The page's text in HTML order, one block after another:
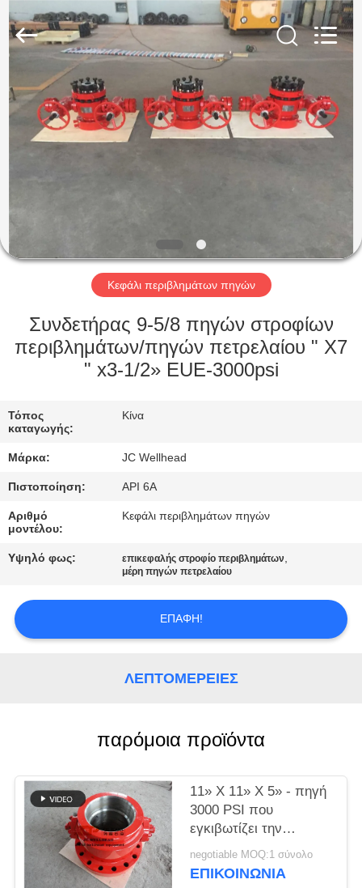
ΣΠΊΤΙ
ΠΡΟΪΌΝΤΑ
ΠΕΡΊΠΟΥ
ΕΜΕΊΣ
ΓΎΡΟΣ
ΕΡΓΟΣΤΑΣΊΩΝ
ΠΟΙΟΤΙΚΌΣ
ΈΛΕΓΧΟΣ
ΜΑΣ
ΕΛΆΤΕ
ΕΠΑΦΉ
ΜΕ
ΠΕΡΙΠΤΏΣΕΙΣ
PRIVACY
OIL
TOOLS
CO.，
LTD.
Κεφάλι περιβλημάτων πηγών
Συνδετήρας 9-5/8 πηγών στροφίων
περιβλημάτων/πηγών πετρελαίου " X7
" x3-1/2» EUE-3000psi
Τόπος
καταγωγής:
Κίνα
Μάρκα: JC Wellhead
Πιστοποίηση: API 6A
Αριθμό
μοντέλου:
Κεφάλι περιβλημάτων πηγών
Υψηλό φως: επικεφαλής στροφίο περιβλημάτων,
μέρη πηγών πετρελαίου
ΕΠΑΦΉ!
ΛΕΠΤΟΜΈΡΕΙΕΣ
παρόμοια προϊόντα
11» Χ 11» Χ 5» - πηγή
3000 PSI που
εγκιβωτίζει την
επικεφαλής διαδικασία
σφυρηλατημένων
negotiable MOQ:1 σύνολο
ΕΠΙΚΟΙΝΩΝΊΑ